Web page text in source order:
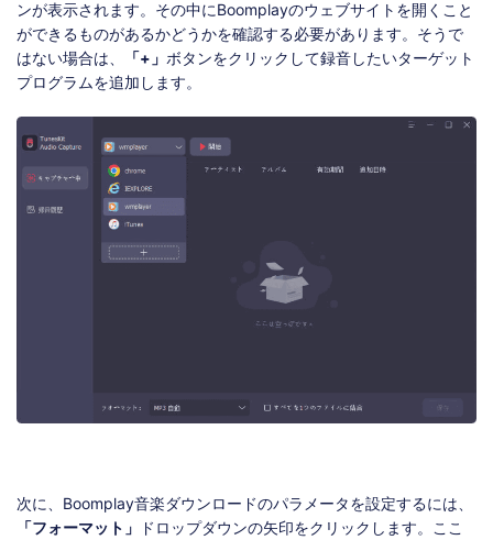
ンが表示されます。その中にBoomplayのウェブサイトを開くこと
ができるものがあるかどうかを確認する必要があります。そうで
はない場合は、
「+」 ボタンをクリックして録音したいターゲット
プログラムを追加します。
次に、Boomplay音楽ダウンロードのパラメータを設定するには、
「フォーマット」
ドロップダウンの矢印をクリックします。ここ